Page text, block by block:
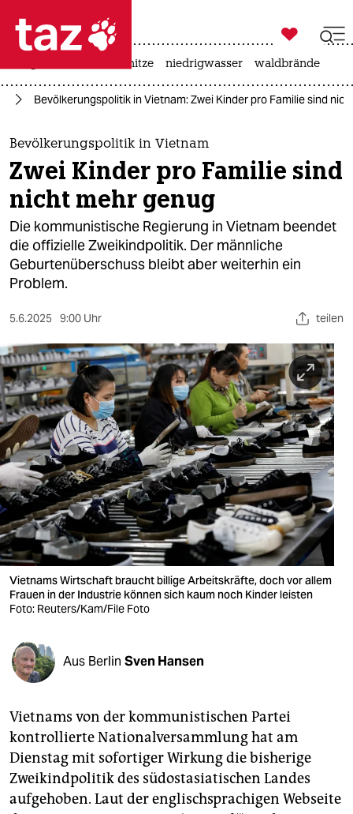
 taz zahl ich
taz zahl ich
themen
politik
öko
gesellschaft
kultur
sport
berlin
nord
wahrheit
verlag
verlag
veranstaltungen
shop
fragen & hilfe
unterstützen
abo
genossenschaft
epaper login

taz zahl ich
hitze niedrigwasser waldbrände
Bevölkerungspolitik in Vietnam: Zwei Kinder pro Familie sind
Bevölkerungspolitik in Vietnam
Zwei Kinder pro Familie sind
nicht mehr genug
Die kommunistische Regierung in Vietnam beendet
die offizielle Zweikindpolitik. Der männliche
Geburtenüberschuss bleibt aber weiterhin ein
Problem.
5.6.2025 9:00 Uhr teilen
Vietnams Wirtschaft braucht billige Arbeitskräfte, doch vor allem
Frauen in der Industrie können sich kaum noch Kinder leisten
Foto: Reuters/Kam/File Foto
Aus Berlin Sven Hansen
Vietnams von der kommunistischen Partei
kontrollierte Nationalversammlung hat am
Dienstag mit sofortiger Wirkung die bisherige
Zweikindpolitik des südostasiatischen Landes
aufgehoben. Laut der englischsprachigen Webseite